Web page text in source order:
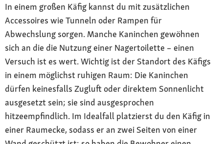
In einem großen Käfig kannst du mit zusätzlichen
Accessoires wie Tunneln oder Rampen für
Abwechslung sorgen. Manche Kaninchen gewöhnen
sich an die die Nutzung einer Nagertoilette – einen
Versuch ist es wert. Wichtig ist der Standort des Käfigs
in einem möglichst ruhigen Raum: Die Kaninchen
dürfen keinesfalls Zugluft oder direktem Sonnenlicht
ausgesetzt sein; sie sind ausgesprochen
hitzeempfindlich. Im Idealfall platzierst du den Käfig in
einer Raumecke, sodass er an zwei Seiten von einer